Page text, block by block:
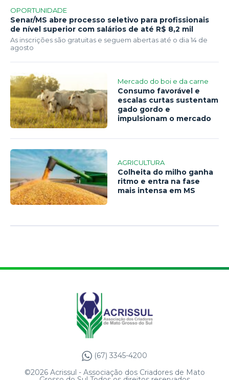
OPORTUNIDADE
Senar/MS abre processo seletivo para profissionais
de nível superior com salários de até R$ 8,2 mil
As inscrições são gratuitas e seguem abertas até o dia 14 de
agosto
Mercado do boi e da carne
Consumo favorável e
escalas curtas sustentam
gado gordo e
impulsionam o mercado
AGRICULTURA
Colheita do milho ganha
ritmo e entra na fase
mais intensa em MS
(67) 3345-4200
©2026 Acrissul - Associação dos Criadores de Mato